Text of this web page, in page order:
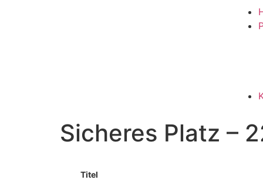
Sicheres Platz –
Titel